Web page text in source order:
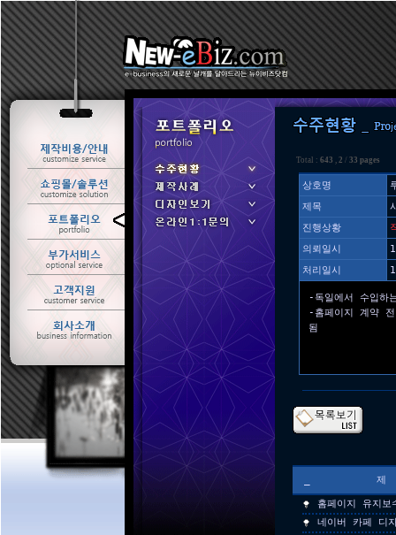
Total : 643 , 2 / 33 pages
상호명
제목
진행상황
의뢰일시
처리일시
-독일에서 수입하
-홈페이지 계약
됨
홈페이지 유지보
네이버 카페 디
ㆍ 수주현황
ㆍ 제작사례